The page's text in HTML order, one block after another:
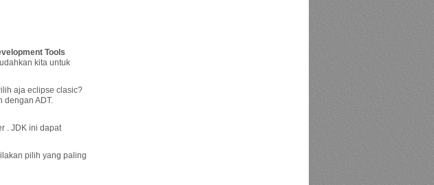
Tools
kita untuk
aja eclipse clasic?
dengan ADT.
. JDK ini dapat
pilih yang paling